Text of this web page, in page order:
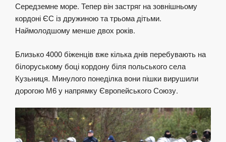
Середземне море. Тепер він застряг на зовнішньому
кордоні ЄС із дружиною та трьома дітьми.
Наймолодшому менше двох років.
Близько 4000 біженців вже кілька днів перебувають на
білоруському боці кордону біля польського села
Кузьниця. Минулого понеділка вони пішки вирушили
дорогою М6 у напрямку Європейського Союзу.